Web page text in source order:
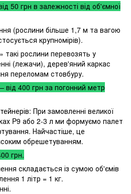
50 грн в залежності від об'ємної
(рослини більше 1,7 м та вагою
крупномірів).
такі рослини перевозять у
(лежачи), дерев'яний каркас
переломам стовбуру.
400 грн за погонний метр
При замовленні великої
P9 або 2-3 л ми формуємо палет
Найчастіше, це
обрешетуванням.
грн.
складається із сумою об'ємів
1 літр = 1 кг.